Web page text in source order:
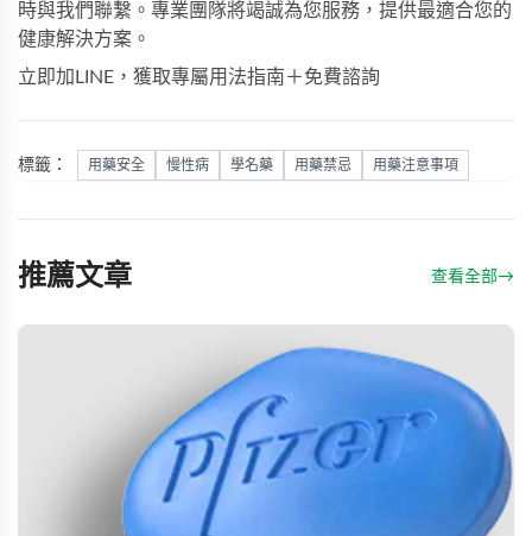
時與我們聯繫。專業團隊將竭誠為您服務，提供最適合您的
健康解決方案。
立即加LINE，獲取專屬用法指南＋免費諮詢
標籤： 用藥安全 慢性病 學名藥 用藥禁忌 用藥注意事項
推薦文章 查看全部→